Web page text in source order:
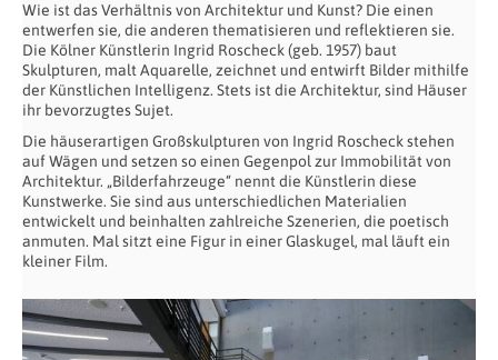
Wie ist das Verhältnis von Architektur und Kunst? Die einen
entwerfen sie, die anderen thematisieren und reflektieren sie.
Die Kölner Künstlerin Ingrid Roscheck (geb. 1957) baut
Skulpturen, malt Aquarelle, zeichnet und entwirft Bilder mithilfe
der Künstlichen Intelligenz. Stets ist die Architektur, sind Häuser
ihr bevorzugtes Sujet.
Die häuserartigen Großskulpturen von Ingrid Roscheck stehen
auf Wägen und setzen so einen Gegenpol zur Immobilität von
Architektur. „Bilderfahrzeuge“ nennt die Künstlerin diese
Kunstwerke. Sie sind aus unterschiedlichen Materialien
entwickelt und beinhalten zahlreiche Szenerien, die poetisch
anmuten. Mal sitzt eine Figur in einer Glaskugel, mal läuft ein
kleiner Film.